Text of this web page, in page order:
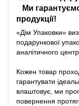
Ми
продукції!
«Дім Упаковки»
подарункової
аналітичного
Кожен товар
гарантувати
влаштовує, ми
повернення